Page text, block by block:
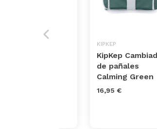
KIPKEP
KipKep
de pañales
Calming Green
16,95 €